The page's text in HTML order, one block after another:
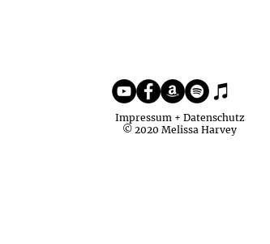
Impressum + Datenschutz
© 2020 Melissa Harvey